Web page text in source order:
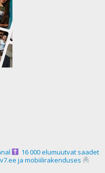
16 000 elumuutvat saadet
ja mobiilirakenduses